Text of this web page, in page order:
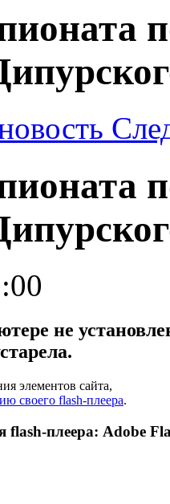
не
элементов сайта,
своего flash-плеера.
flash-плеера: Adobe